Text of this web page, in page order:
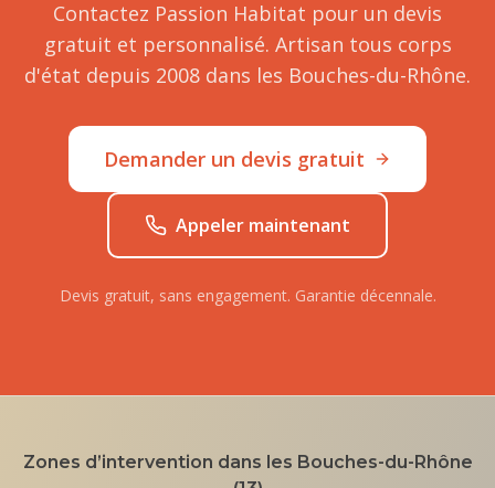
Contactez Passion Habitat pour un devis
gratuit et personnalisé. Artisan tous corps
d'état depuis 2008 dans les Bouches-du-Rhône.
Demander un devis gratuit
Appeler maintenant
Devis gratuit, sans engagement. Garantie décennale.
Zones d’intervention dans les Bouches-du-Rhône